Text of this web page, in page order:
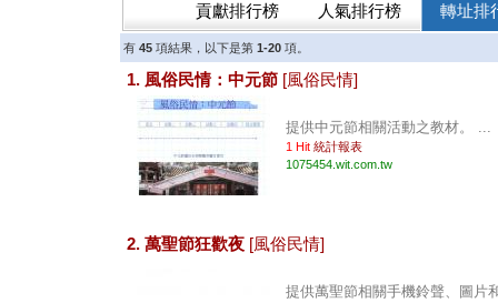
貢獻排行榜 人氣排行榜 轉址排
有 45 項結果，以下是第 1-20項。
1. 風俗民情：中元節 [風俗民情]
提供中元節相關活動之教材。 ...
1 Hit 統計報表
1075454.wit.com.tw
2. 萬聖節狂歡夜 [風俗民情]
提供萬聖節相關手機鈴聲、圖片